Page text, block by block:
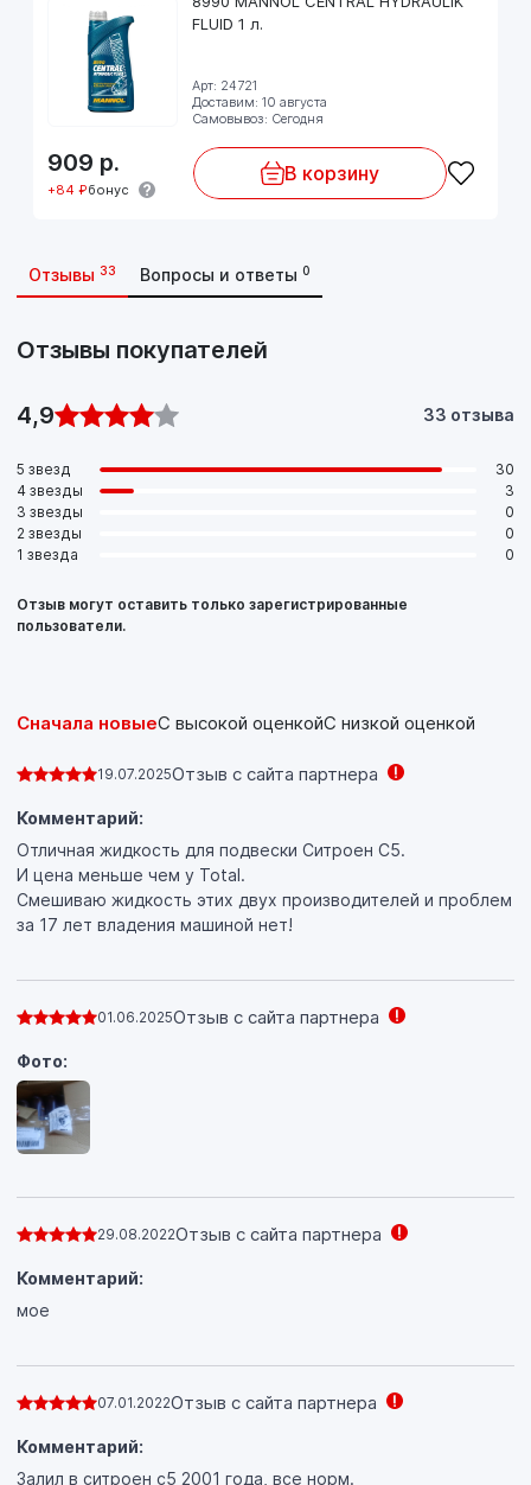
FLUID 1 л.
Арт: 24721
Доставим: 10 августа
Самовывоз: Сегодня
909 р.
+84 ₽бонус
В корзину
Отзывы 33 Вопросы и ответы 0
Отзывы покупателей
4,9 33 отзыва
5 звезд
30
4 звезды
3
3 звезды
0
2 звезды
0
1 звезда
0
Отзыв могут оставить только зарегистрированные
пользователи.
Сначала новыеС высокой оценкойС низкой оценкой
19.07.2025Отзыв с сайта партнера
Комментарий:
Отличная жидкость для подвески Ситроен С5.
И цена меньше чем у Total.
Смешиваю жидкость этих двух производителей и проблем
за 17 лет владения машиной нет!
01.06.2025Отзыв с сайта партнера
Фото:
29.08.2022Отзыв с сайта партнера
Комментарий:
мое
07.01.2022Отзыв с сайта партнера
Комментарий:
Залил в ситроен с5 2001 года, все норм.